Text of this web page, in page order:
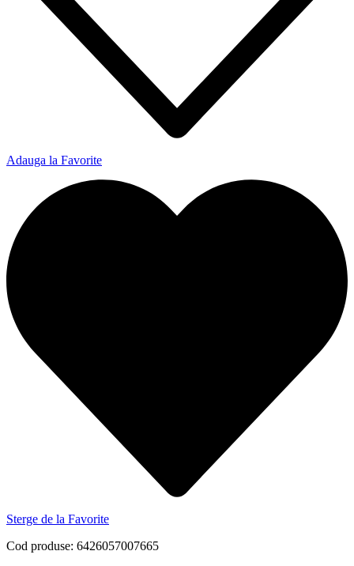
Adauga la Favorite
Sterge de la Favorite
Cod produse: 6426057007665